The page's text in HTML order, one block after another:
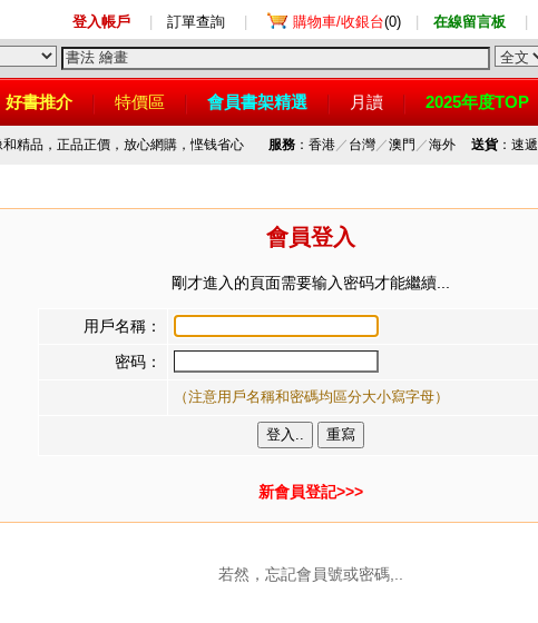
登入帳戶 訂單查詢 購物車/收銀台(0) 在線留言板
好書推介 特價區 會員書架精選 月讀 2025年度TOP
精品，正品正價，放心網購，悭钱省心 服務：香港／ 台灣／澳門 ／海外 送貨：速遞
會員登入
剛才進入的頁面需要输入密码才能繼續...
用戶名稱：
密码：
（注意用戶名稱和密碼均區分大小寫字母）
新會員登記>>>
若然，忘記會員號或密碼,..